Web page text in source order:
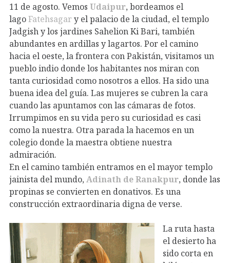
11 de agosto. Vemos Udaipur, bordeamos el
lagoFatehsagary el palacio de la ciudad, el templo
Jadgish y los jardines Sahelion Ki Bari, también
abundantes en ardillas y lagartos. Por el camino
hacia el oeste, la frontera con Pakistán, visitamos un
pueblo indio donde los habitantes nos miran con
tanta curiosidad como nosotros a ellos. Ha sido una
buena idea del guía. Las mujeres se cubren la cara
cuando las apuntamos con las cámaras de fotos.
Irrumpimos en su vida pero su curiosidad es casi
como la nuestra. Otra parada la hacemos en un
colegio donde la maestra obtiene nuestra
admiración.
En el camino también entramos en el mayor templo
jainista del mundo, Adinath de Ranakpur, donde las
propinas se convierten en donativos. Es una
construcción extraordinaria digna de verse.
La ruta hasta
el desierto ha
sido corta en